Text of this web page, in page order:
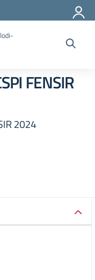
FENSIR
2024